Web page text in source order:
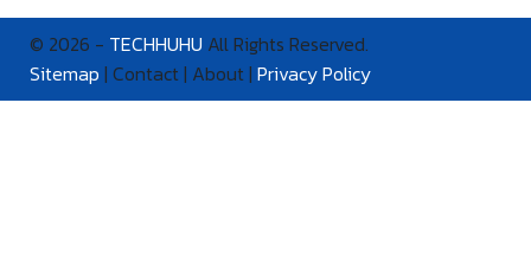
© 2026 - TECHHUHU All Rights Reserved.
Sitemap | Contact | About | Privacy Policy